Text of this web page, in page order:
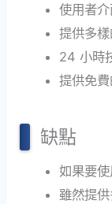
使用者介
提供多
24 小時
提供免
缺點
如果要
雖然提